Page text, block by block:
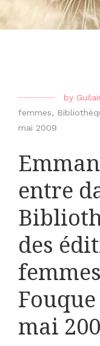
by
femmes,
mai 2009
entre
des
mai